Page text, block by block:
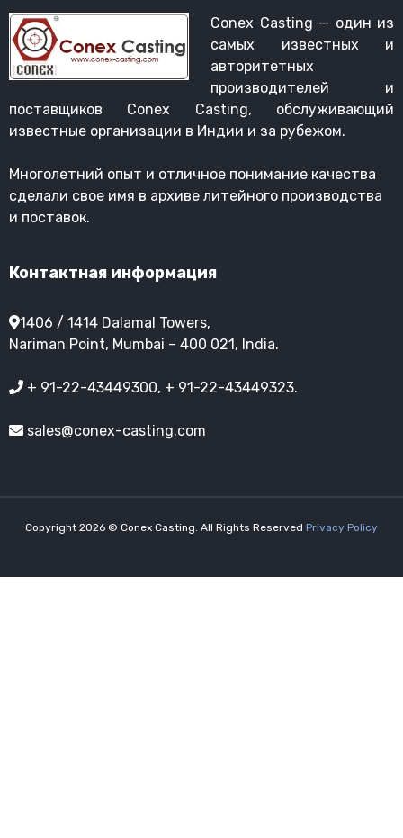
Conex Casting — один из
самых известных и
авторитетных
производителей и
поставщиков Conex Casting, обслуживающий
известные организации в Индии и за рубежом.
Многолетний опыт и отличное понимание качества
сделали свое имя в архиве литейного производства
и поставок.
Контактная информация
1406 / 1414 Dalamal Towers,
Nariman Point, Mumbai – 400 021, India.
+ 91-22-43449300, + 91-22-43449323.
sales@conex-casting.com
Copyright 2026 © Conex Casting. All Rights Reserved Privacy Policy